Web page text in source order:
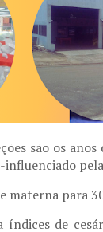
são os
para
de